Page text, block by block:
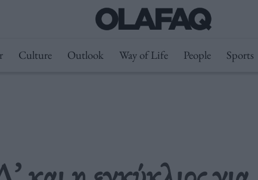
Culture Outlook Way of Life People Sports